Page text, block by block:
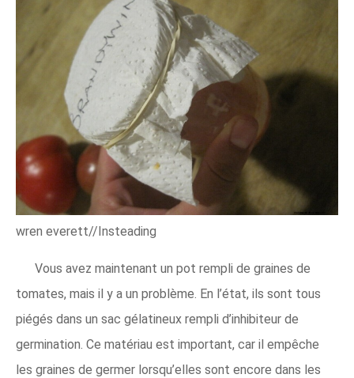
wren everett//Insteading
Vous avez maintenant un pot rempli de graines de
tomates, mais il y a un problème. En l’état, ils sont tous
piégés dans un sac gélatineux rempli d’inhibiteur de
germination. Ce matériau est important, car il empêche
les graines de germer lorsqu’elles sont encore dans les